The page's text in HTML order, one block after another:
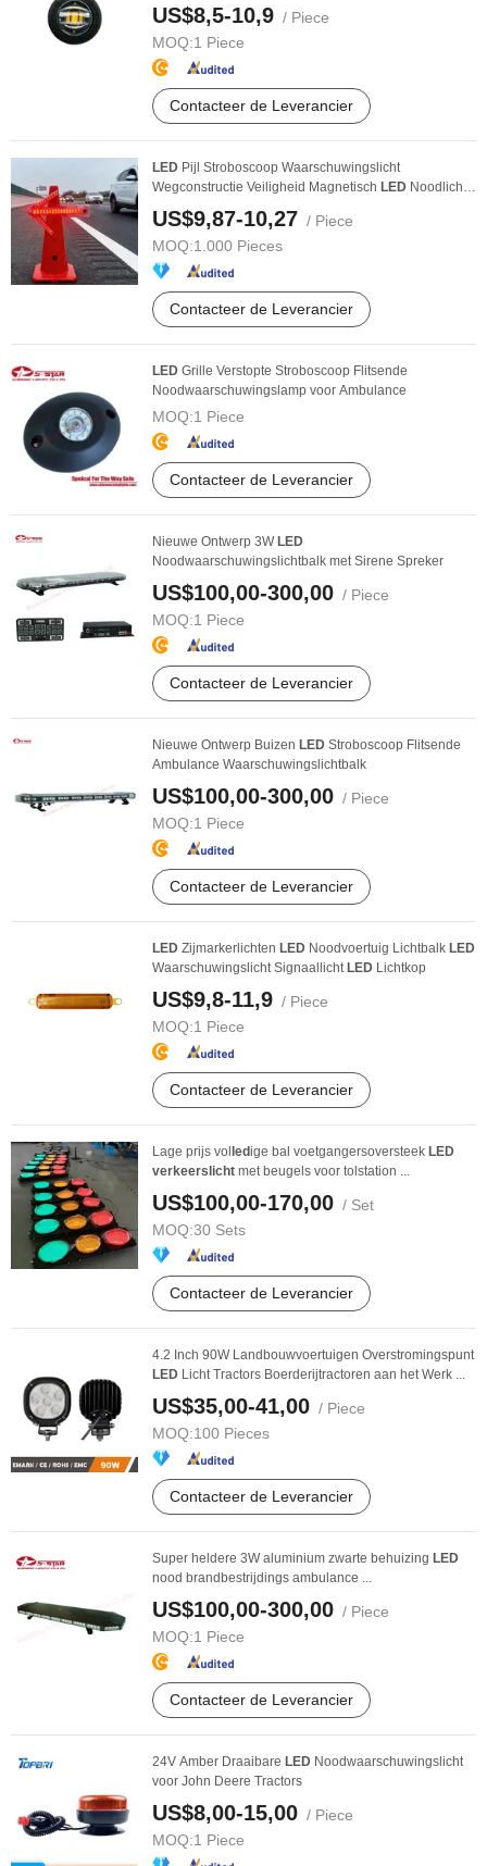
US$8,5-10,9 / Piece
MOQ:1 Piece
Contacteer de Leverancier
LED Pijl Stroboscoop Waarschuwingslicht
Wegconstructie Veiligheid Magnetisch LED Noodlicht
voor ...
US$9,87-10,27 / Piece
MOQ:1.000 Pieces
Contacteer de Leverancier
LED Grille Verstopte Stroboscoop Flitsende
Noodwaarschuwingslamp voor Ambulance
MOQ:1 Piece
Contacteer de Leverancier
Nieuwe Ontwerp 3W LED
Noodwaarschuwingslichtbalk met Sirene Spreker
US$100,00-300,00 / Piece
MOQ:1 Piece
Contacteer de Leverancier
Nieuwe Ontwerp Buizen LED Stroboscoop Flitsende
Ambulance Waarschuwingslichtbalk
US$100,00-300,00 / Piece
MOQ:1 Piece
Contacteer de Leverancier
LED Zijmarkerlichten LED Noodvoertuig Lichtbalk LED
Waarschuwingslicht Signaallicht LED Lichtkop
US$9,8-11,9 / Piece
MOQ:1 Piece
Contacteer de Leverancier
Lage prijs vol ledige bal voetgangersoversteek LED
verkeerslicht met beugels voor tolstation ...
US$100,00-170,00 / Set
MOQ:30 Sets
Contacteer de Leverancier
4.2 Inch 90W Landbouwvoertuigen Overstromingspunt
LED Licht Tractors Boerderijtractoren aan het Werk ...
US$35,00-41,00 / Piece
MOQ:100 Pieces
Contacteer de Leverancier
Super heldere 3W aluminium zwarte behuizing LED
nood brandbestrijdings ambulance ...
US$100,00-300,00 / Piece
MOQ:1 Piece
Contacteer de Leverancier
24V Amber Draaibare LED Noodwaarschuwingslicht
voor John Deere Tractors
US$8,00-15,00 / Piece
MOQ:1 Piece